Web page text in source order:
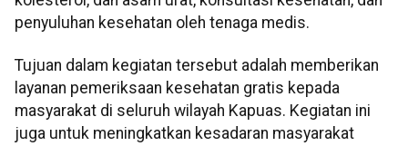
penyuluhan kesehatan oleh tenaga medis.
Tujuan dalam kegiatan tersebut adalah memberikan
layanan pemeriksaan kesehatan gratis kepada
masyarakat di seluruh wilayah Kapuas. Kegiatan ini
juga untuk meningkatkan kesadaran masyarakat